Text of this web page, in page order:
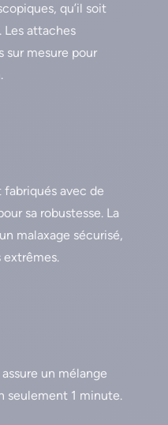
qu’il soit
attaches
sur mesure pour
fabriqués avec de
sa robustesse. La
malaxage sécurisé,
extrêmes.
un mélange
seulement 1 minute.